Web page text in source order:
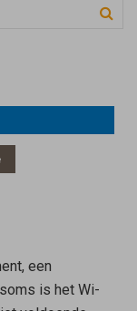
een
is het Wi-